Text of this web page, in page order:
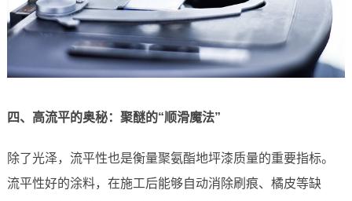
四、高流平的奥秘：聚醚的“顺滑魔法”
除了光泽，流平性也是衡量聚氨酯地坪漆质量的重要指标。
流平性好的涂料，在施工后能够自动消除刷痕、橘皮等缺